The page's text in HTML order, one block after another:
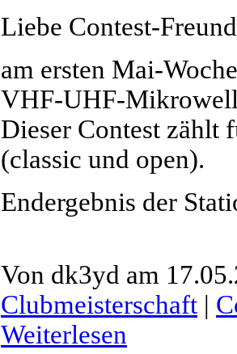
Liebe Contest-
am ersten Mai-
VHF-UHF-
Dieser Contest zählt
(classic und open).
Endergebnis der
Von dk3yd am
Clubmeisterschaft |
Weiterlesen